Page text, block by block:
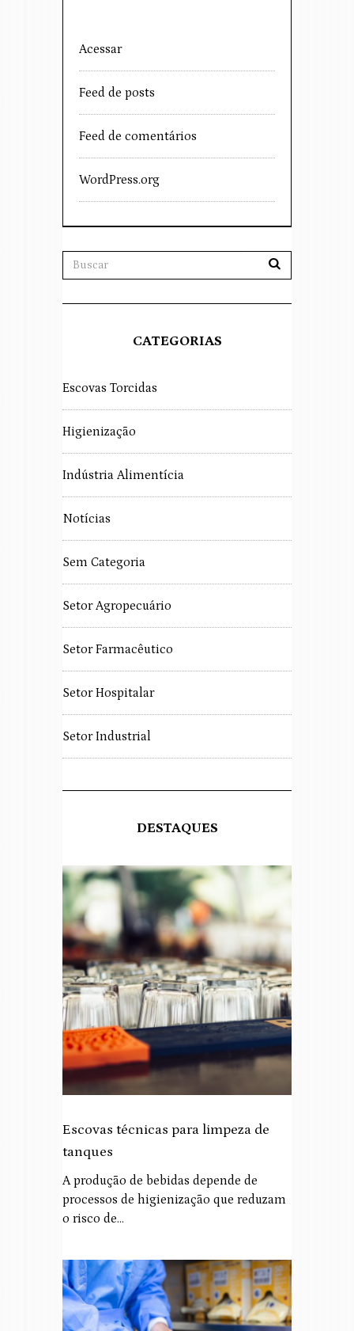
Acessar
Feed de posts
Feed de comentários
WordPress.org
CATEGORIAS
Escovas Torcidas
Higienização
Indústria Alimentícia
Notícias
Sem Categoria
Setor Agropecuário
Setor Farmacêutico
Setor Hospitalar
Setor Industrial
DESTAQUES
Escovas técnicas para limpeza de
tanques
A produção de bebidas depende de
processos de higienização que reduzam
o risco de…